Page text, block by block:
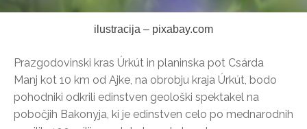
ilustracija – pixabay.com
Prazgodovinski kras Úrkút in planinska pot Csárda
Manj kot 10 km od Ajke, na obrobju kraja Úrkút, bodo
pohodniki odkrili edinstven geološki spektakel na
pobočjih Bakonyja, ki je edinstven celo po mednarodnih